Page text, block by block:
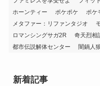
ホーンティー
ポケポケ
ポケ
メタファー：リファンタジオ
ロマンシングサガ2R
奇天烈相
都市伝説解体センター
闇鍋人
新着記事